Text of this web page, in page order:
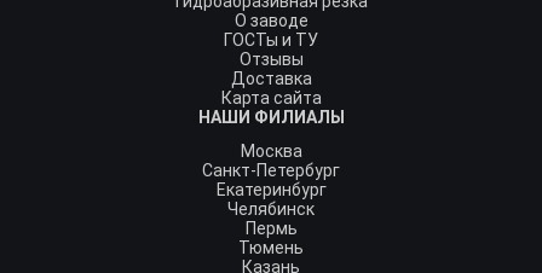
О заводе
ГОСТы и ТУ
Отзывы
Доставка
Карта сайта
НАШИ ФИЛИАЛЫ
Москва
Санкт-Петербург
Екатеринбург
Челябинск
Пермь
Тюмень
Казань